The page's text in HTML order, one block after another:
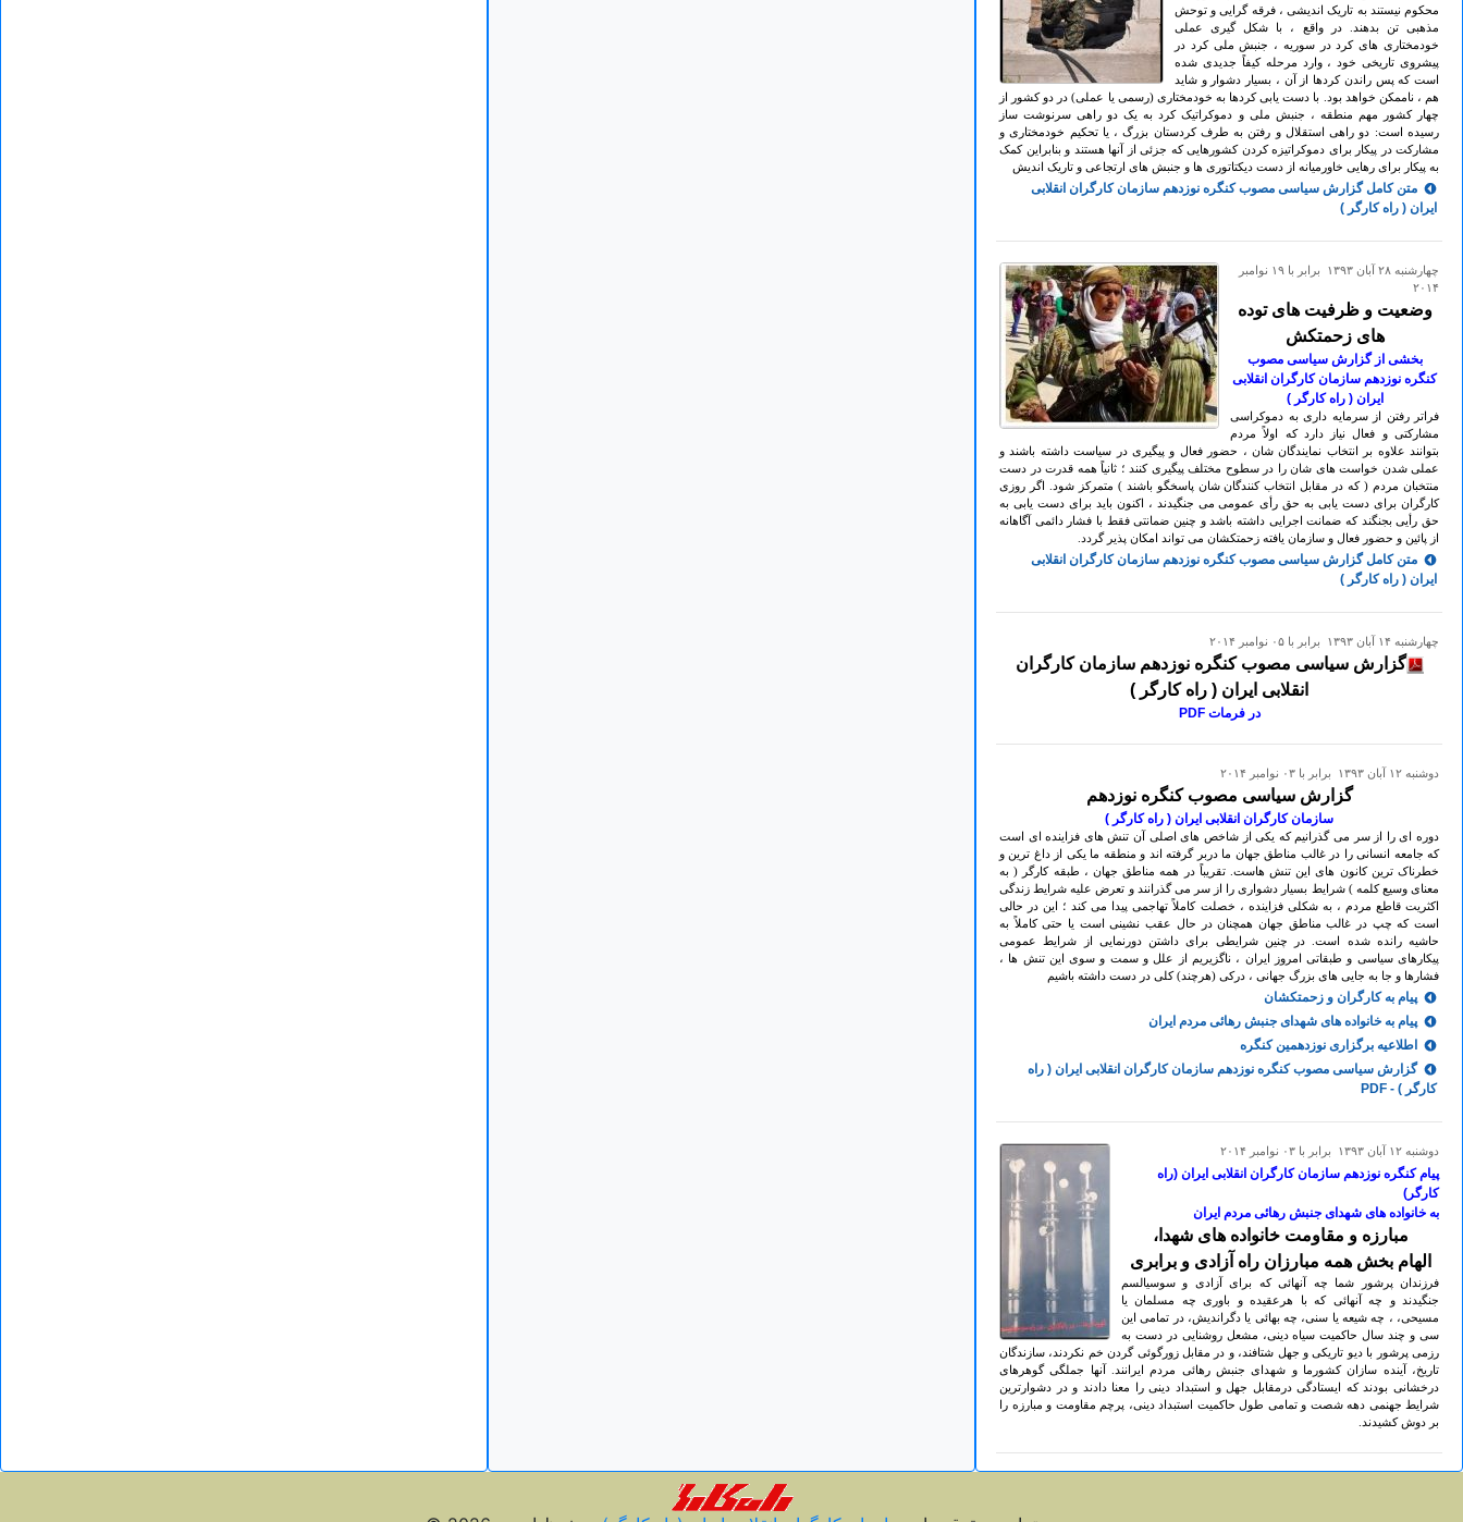
محکوم نیستند به تاریک اندیشی ، فرقه گرایی و توحش
مذهبی تن بدهند. در واقع ، با شکل گیری عملی
خودمختاری های کرد در سوریه ، جنبش ملی کرد در
پیشروی تاریخی خود ، وارد مرحله کیفاً جدیدی شده
است که پس راندن کردها از آن ، بسیار دشوار و شاید
هم ، ناممکن خواهد بود. با دست یابی کردها به خودمختاری (رسمی یا عملی) در دو کشور از
چهار کشور مهم منطقه ، جنبش ملی و دموکراتیک کرد به یک دو راهی سرنوشت ساز
رسیده است: دو راهی استقلال و رفتن به طرف کردستان بزرگ ، یا تحکیم خودمختاری و
مشارکت در پیکار برای دموکراتیزه کردن کشورهایی که جزئی از آنها هستند و بنابراین کمک
به پیکار برای رهایی خاورمیانه از دست دیکتاتوری ها و جنبش های ارتجاعی و تاریک اندیش
متن کامل گزارش سیاسی مصوب کنگره نوزدهم سازمان کارگران انقلابی
ایران ( راه کارگر )
چهارشنبه ۲۸ آبان ۱۳۹۳ برابر با ۱۹ نوامبر
۲۰۱۴
وضعیت و ظرفیت های توده
های زحمتکش
بخشی از گزارش سیاسی مصوب
کنگره نوزدهم سازمان کارگران انقلابی
ایران ( راه کارگر )
فراتر رفتن از سرمایه داری به دموکراسی
مشارکتی و فعال نیاز دارد که اولاً مردم
بتوانند علاوه بر انتخاب نمایندگان شان ، حضور فعال و پیگیری در سیاست داشته باشند و
عملی شدن خواست های شان را در سطوح مختلف پیگیری کنند ؛ ثانیاً همه قدرت در دست
منتخبان مردم ( که در مقابل انتخاب کنندگان شان پاسخگو باشند ) متمرکز شود. اگر روزی
کارگران برای دست یابی به حق رأی عمومی می جنگیدند ، اکنون باید برای دست یابی به
حق رأیی بجنگند که ضمانت اجرایی داشته باشد و چنین ضمانتی فقط با فشار دائمی آگاهانه
از پائین و حضور فعال و سازمان یافته زحمتکشان می تواند امکان پذیر گردد.
متن کامل گزارش سیاسی مصوب کنگره نوزدهم سازمان کارگران انقلابی
ایران ( راه کارگر )
چهارشنبه ۱۴ آبان ۱۳۹۳ برابر با ۰۵ نوامبر ۲۰۱۴
گزارش سیاسی مصوب کنگره نوزدهم سازمان کارگران
انقلابی ایران ( راه کارگر )
در فرمات PDF
دوشنبه ۱۲ آبان ۱۳۹۳ برابر با ۰۳ نوامبر ۲۰۱۴
گزارش سیاسی مصوب کنگره نوزدهم
سازمان کارگران انقلابی ایران ( راه کارگر )
دوره ای را از سر می گذرانیم که یکی از شاخص های اصلی آن تنش های فزاینده ای است
که جامعه انسانی را در غالب مناطق جهان ما دربر گرفته اند و منطقه ما یکی از داغ ترین و
خطرناک ترین کانون های این تنش هاست. تقریباً در همه مناطق جهان ، طبقه کارگر ( به
معنای وسیع کلمه ) شرایط بسیار دشواری را از سر می گذرانند و تعرض علیه شرایط زندگی
اکثریت قاطع مردم ، به شکلی فزاینده ، خصلت کاملاً تهاجمی پیدا می کند ؛ این در حالی
است که چپ در غالب مناطق جهان همچنان در حال عقب نشینی است یا حتی کاملاً به
حاشیه رانده شده است. در چنین شرایطی برای داشتن دورنمایی از شرایط عمومی
پیکارهای سیاسی و طبقاتی امروز ایران ، ناگزیریم از علل و سمت و سوی این تنش ها ،
فشارها و جا به جایی های بزرگ جهانی ، درکی (هرچند) کلی در دست داشته باشیم
پیام به کارگران و زحمتکشان
پیام به خانواده های شهدای جنبش رهائی مردم ایران
اطلاعیه برگزاری نوزدهمین کنگره
گزارش سیاسی مصوب کنگره نوزدهم سازمان کارگران انقلابی ایران ( راه
کارگر ) - PDF
دوشنبه ۱۲ آبان ۱۳۹۳ برابر با ۰۳ نوامبر ۲۰۱۴
پیام کنگره نوزدهم سازمان کارگران انقلابی ایران (راه
کارگر)
به خانواده های شهدای جنبش رهائی مردم ایران
مبارزه و مقاومت خانواده های شهدا،
الهام بخش همه مبارزان راه آزادی و برابری
فرزندان پرشور شما چه آنهائی که برای آزادی و سوسیالسم
جنگیدند و چه آنهائی که با هرعقیده و باوری چه مسلمان یا
مسیحی، ، چه شیعه یا سنی، چه بهائی یا دگراندیش، در تمامی این
سی و چند سال حاکمیت سیاه دینی، مشعل روشنایی در دست به
رزمی پرشور با دیو تاریکی و جهل شتافند، و در مقابل زورگوئی گردن خم نکردند، سازندگان
تاریخ، آینده سازان کشورما و شهدای جنبش رهائی مردم ایرانند. آنها جملگی گوهرهای
درخشانی بودند که ایستادگی درمقابل جهل و استبداد دینی را معنا دادند و در دشوارترین
شرایط جهنمی دهه شصت و تمامی طول حاکمیت استبداد دینی، پرچم مقاومت و مبارزه را
بر دوش کشیدند.